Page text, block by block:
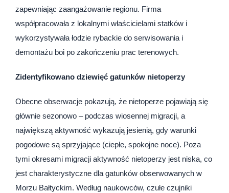
zapewniając zaangażowanie regionu. Firma
współpracowała z lokalnymi właścicielami statków i
wykorzystywała łodzie rybackie do serwisowania i
demontażu boi po zakończeniu prac terenowych.
Zidentyfikowano dziewięć gatunków nietoperzy
Obecne obserwacje pokazują, że nietoperze pojawiają się
głównie sezonowo – podczas wiosennej migracji, a
największą aktywność wykazują jesienią, gdy warunki
pogodowe są sprzyjające (ciepłe, spokojne noce). Poza
tymi okresami migracji aktywność nietoperzy jest niska, co
jest charakterystyczne dla gatunków obserwowanych w
Morzu Bałtyckim. Według naukowców, czułe czujniki